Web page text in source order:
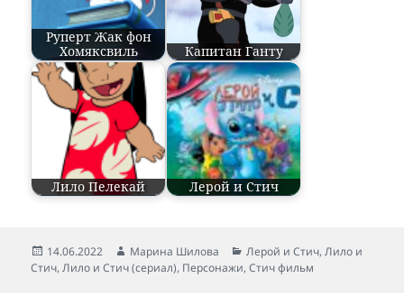
Руперт Жак фон
Хомяксвиль
Капитан Ганту
Лило Пелекай Лерой и Стич
Опубликовано
14.06.2022 Автор
Марина Шилова Рубрики
Лерой и Стич,Лило и
Стич,Лило и Стич (сериал), Персонажи,Стич фильм